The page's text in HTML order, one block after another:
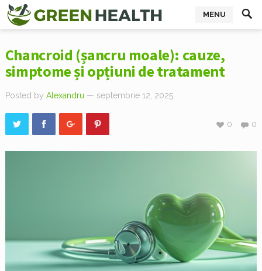
MENU
Chancroid (șancru moale): cauze,
simptome și opțiuni de tratament
Posted by Alexandru — septembrie 12, 2025
0
0